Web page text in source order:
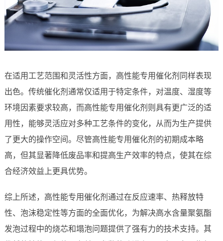
在适用工艺范围和灵活性方面，高性能专用催化剂同样表现
出色。传统催化剂通常仅适用于特定条件，对温度、湿度等
环境因素要求较高，而高性能专用催化剂则具有更广泛的适
用性，能够灵活应对多种工艺条件的变化，从而为生产提供
了更大的操作空间。尽管高性能专用催化剂的初期成本略
高，但其显著降低废品率和提高生产效率的特点，使其在综
合经济效益上更具优势。
综上所述，高性能专用催化剂通过在反应速率、热释放特
性、泡沫稳定性等方面的全面优化，为解决高水含量聚氨酯
发泡过程中的烧芯和塌泡问题提供了强有力的技术支持。其